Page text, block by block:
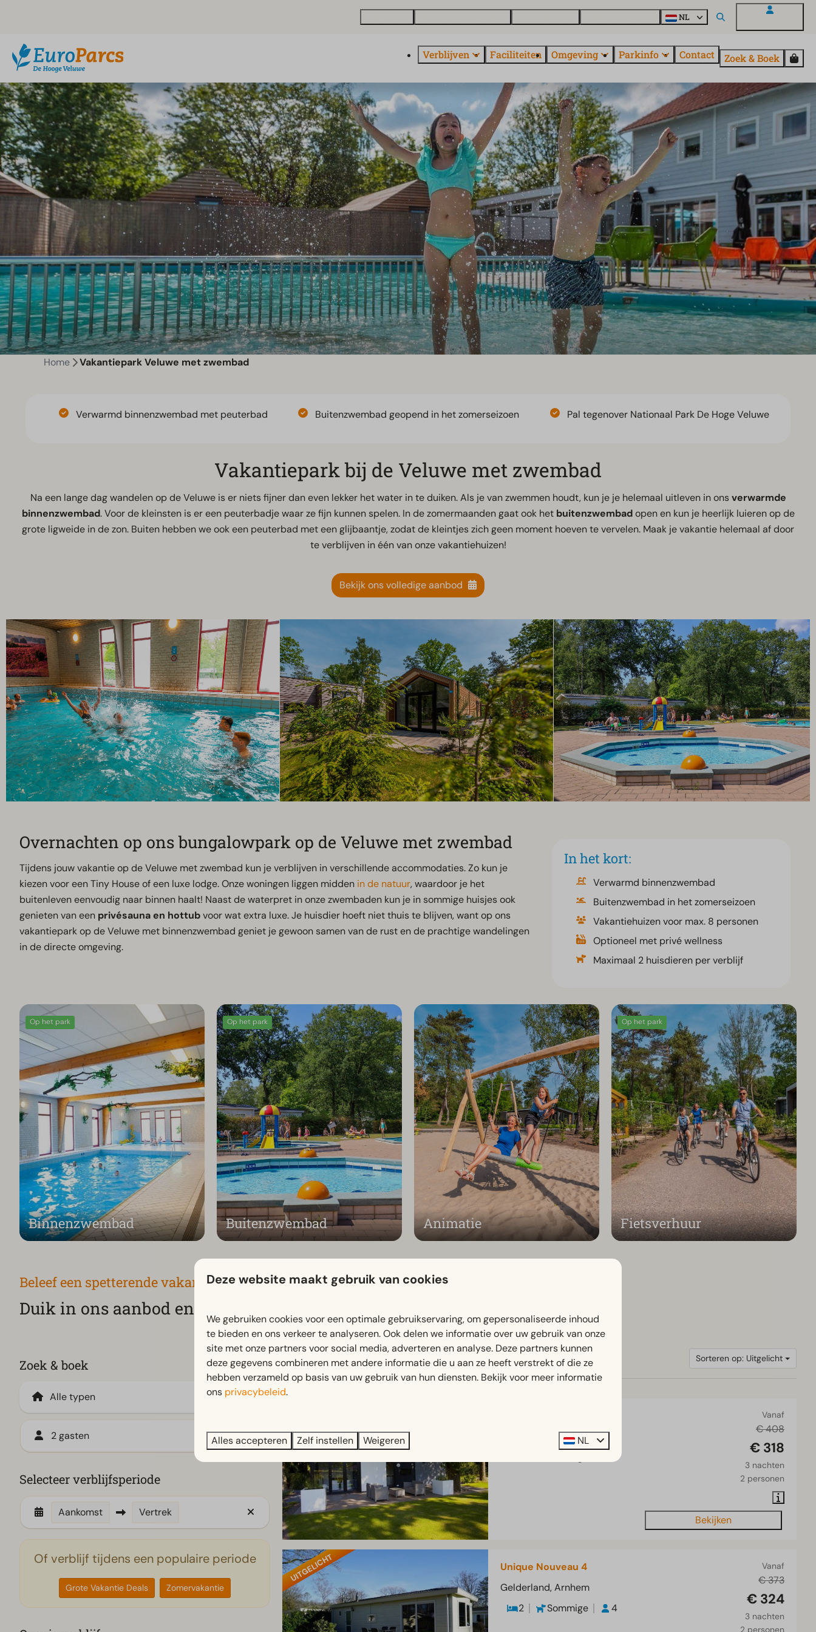
NL
Verblijven Faciliteiten Omgeving Parkinfo Contact Zoek & Boek
Home Vakantiepark Veluwe met zwembad
Verwarmd binnenzwembad met peuterbad Buitenzwembad geopend in het zomerseizoen Pal tegenover Nationaal Park De Hoge Veluwe
Vakantiepark bij de Veluwe met zwembad
Na een lange dag wandelen op de Veluwe is er niets fijner dan even lekker het water in te duiken. Als je van zwemmen houdt, kun je je helemaal uitleven in onsverwarmde
binnenzwembad. Voor de kleinsten is er een peuterbadje waar ze fijn kunnen spelen. In de zomermaanden gaat ook het buitenzwembadopen en kun je heerlijk luieren op de
grote ligweide in de zon. Buiten hebben we ook een peuterbad met een glijbaantje, zodat de kleintjes zich geen moment hoeven te vervelen. Maak je vakantie helemaal af door
te verblijven in één van onze vakantiehuizen!
Bekijk ons volledige aanbod
Overnachten op ons bungalowpark op de Veluwe met zwembad
Tijdens jouw vakantie op de Veluwe met zwembad kun je verblijven in verschillende accommodaties. Zo kun je
kiezen voor een Tiny House of een luxe lodge. Onze woningen liggen midden in de natuur, waardoor je het
buitenleven eenvoudig naar binnen haalt! Naast de waterpret in onze zwembaden kun je in sommige huisjes ook
genieten van een privésauna en hottubvoor wat extra luxe. Je huisdier hoeft niet thuis te blijven, want op ons
vakantiepark op de Veluwe met binnenzwembad geniet je gewoon samen van de rust en de prachtige wandelingen
in de directe omgeving.
In het kort:
Verwarmd binnenzwembad
Buitenzwembad in het zomerseizoen
Vakantiehuizen voor max. 8 personen
Optioneel met privé wellness
Maximaal 2 huisdieren per verblijf
Op het park
Binnenzwembad
Op het park
Buitenzwembad Animatie
Op het park
Fietsverhuur
Beleef een spetterende vakantie
Duik in ons aanbod en vind jouw ideale verblijf
Zoek & boek
2 gasten
Selecteer verblijfsperiode
Aankomst Vertrek
Of verblijf tijdens een populaire periode
Grote Vakantie Deals Zomervakantie
Sorteren op: Uitgelicht
Resultaten (29)
Vanaf
€ 408
€ 318
3 nachten
2 personen
Gelderland, Arnhem
Bekijken
UITGELICHT Vanaf
€ 373
€ 324
3 nachten
2 personen
Unique Nouveau 4
Gelderland, Arnhem
2
Sommige 4
Deze website maakt gebruik van cookies
We gebruiken cookies voor een optimale gebruikservaring, om gepersonaliseerde inhoud
te bieden en ons verkeer te analyseren. Ook delen we informatie over uw gebruik van onze
site met onze partners voor social media, adverteren en analyse. Deze partners kunnen
deze gegevens combineren met andere informatie die u aan ze heeft verstrekt of die ze
hebben verzameld op basis van uw gebruik van hun diensten. Bekijk voor meer informatie
ons privacybeleid.
Alles accepteren Zelf instellen Weigeren NL